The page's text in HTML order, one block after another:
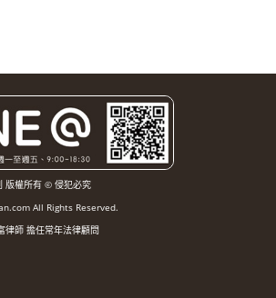
版權所有 © 侵犯必究
All Rights Reserved.
律師 擔任常年法律顧問